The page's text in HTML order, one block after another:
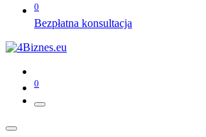
0
Bezpłatna konsultacja
0